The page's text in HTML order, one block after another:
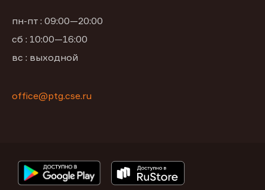
пн-пт : 09:00—20:00
сб : 10:00—16:00
вс : выходной
office@ptg.cse.ru